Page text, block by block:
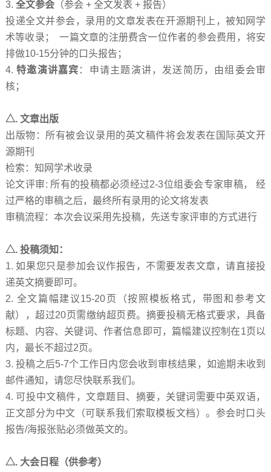
3. 全文参会（参会 + 全文发表 + 报告）
投递全文并参会，录用的文章发表在开源期刊上，被知网学
术等收录；
一篇文章的注册费含一位作者的参会费用，将安
排做10-15分钟的口头报告；
4.特邀演讲嘉宾 ：申请主题演讲，发送简历，由组委会审
核；
△. 文章出版
出版物：所有被会议录用的英文稿件将会发表在国际英文开
源期刊
检索：知网学术收录
论文评审: 所有的投稿都必须经过2-3位组委会专家审稿， 经
过严格的审稿之后，最终所有录用的论文将发表
审稿流程：本次会议采用先投稿，先送专家评审的方式进行
△. 投稿须知：
1.如果您只是参加会议作报告，不需要发表文章，请直接投
递英文摘要即可。
2. 全文篇幅建议15-20 页（按照模板格式，带图和参考文
献），超过20页需缴纳超页费。摘要投稿无格式要求，具备
标题、内容、关键词、作者信息即可，篇幅建议控制在1页以
内，最长不超过2页。
3.投稿之后5-7个工作日内您会收到审核结果，如逾期未收到
邮件通知，请您尽快联系我们。
4. 可投中文稿件，文章题目、摘要，关键词需要中英双语，
正文部分为中文（可联系我们索取模板文档）。参会时口头
报告/海报张贴必须做英文的。
△. 大会日程（供参考）